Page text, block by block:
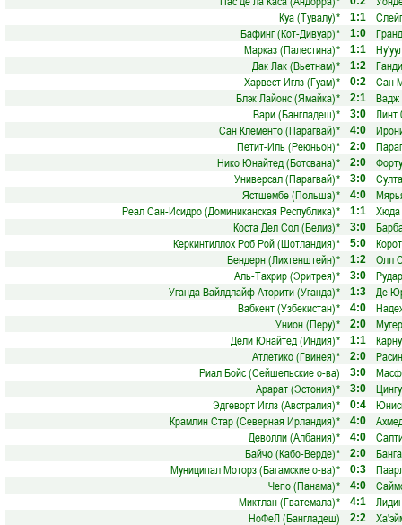
Куа (Тувалу)* 1:1
Бафинг (Кот-Дивуар)* 1:0
Марказ (Палестина)* 1:1
Дак Лак (Вьетнам)* 1:2
Харвест Иглз (Гуам)* 0:2
Сан
Блэк Лайонс (Ямайка)* 2:1
Вадж
Вари (Бангладеш)* 3:0
Линт
Сан Клементо (Парагвай)* 4:0
Петит-Иль (Реюньон)* 2:0
Нико Юнайтед (Ботсвана)* 2:0
Универсал (Парагвай)* 3:0
Ястшембе (Польша)* 4:0
Реал Сан-Исидро (Доминиканская Республика)* 1:1
Хюда
Коста Дел Сол (Белиз)* 3:0
Керкинтиллох Роб Рой (Шотландия)* 5:0
Бендерн (Лихтенштейн)* 1:2
Олл
Аль-Тахрир (Эритрея)* 3:0
Уганда Вайлдлайф Аторити (Уганда)* 1:3
Де
Вабкент (Узбекистан)* 4:0
Унион (Перу)* 2:0
Дели Юнайтед (Индия)* 1:1
Атлетико (Гвинея)* 2:0
Риал Бойс (Сейшельские о-ва)
3:0
Арарат (Эстония)* 3:0
Эдгеворт Иглз (Австралия)* 0:4
Крамлин Стар (Северная Ирландия)* 4:0
Деволли (Албания)* 4:0
Байчо (Кабо-Верде)* 2:0
Муниципал Моторз (Багамские о-ва)* 0:3
Чепо (Панама)* 4:0
Миктлан (Гватемала)* 4:1
НоФеЛ (Бангладеш)
2:2